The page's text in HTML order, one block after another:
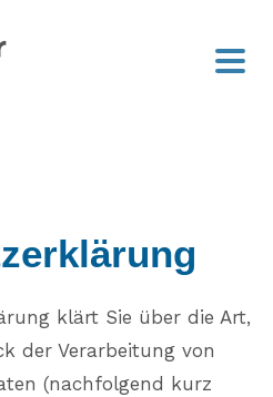
klärt Sie über die Art,
der Verarbeitung von
(nachfolgend kurz